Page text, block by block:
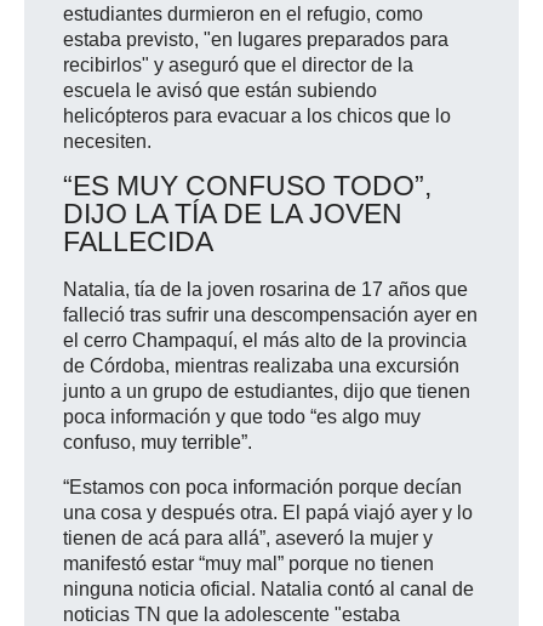
estudiantes durmieron en el refugio, como
estaba previsto, "en lugares preparados para
recibirlos" y aseguró que el director de la
escuela le avisó que están subiendo
helicópteros para evacuar a los chicos que lo
necesiten.
“ES MUY CONFUSO TODO”,
DIJO LA TÍA DE LA JOVEN
FALLECIDA
Natalia, tía de la joven rosarina de 17 años que
falleció tras sufrir una descompensación ayer en
el cerro Champaquí, el más alto de la provincia
de Córdoba, mientras realizaba una excursión
junto a un grupo de estudiantes, dijo que tienen
poca información y que todo “es algo muy
confuso, muy terrible”.
“Estamos con poca información porque decían
una cosa y después otra. El papá viajó ayer y lo
tienen de acá para allá”, aseveró la mujer y
manifestó estar “muy mal” porque no tienen
ninguna noticia oficial. Natalia contó al canal de
noticias TN que la adolescente "estaba